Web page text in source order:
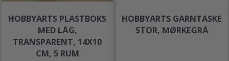
HOBBYARTS PLASTBOKS
MED LÅG,
TRANSPARENT, 14X10
CM, 5 RUM
HOBBYARTS GARNTASKE
STOR, MØRKEGRÅ